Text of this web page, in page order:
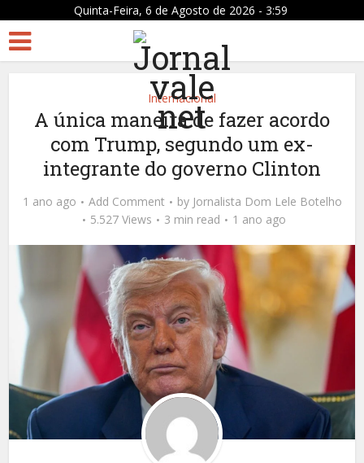
Quinta-Feira, 6 de Agosto de 2026 - 3:59
Internacional
A única maneira de fazer acordo
com Trump, segundo um ex-
integrante do governo Clinton
1 ano ago Add Comment by Jornalista Dom Lele Botelho
5.527 Views
3 min read 1 ano ago